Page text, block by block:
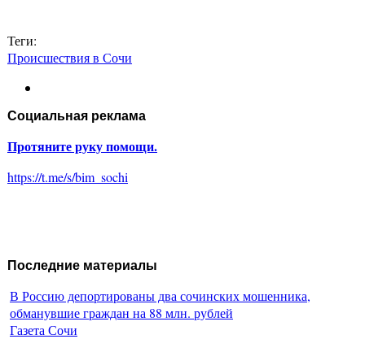
Теги:
Происшествия в Сочи
Социальная реклама
Протяните руку помощи.
https://t.me/s/bim_sochi
Последние материалы
В Россию депортированы два сочинских мошенника,
обманувшие граждан на 88 млн. рублей
Газета Сочи